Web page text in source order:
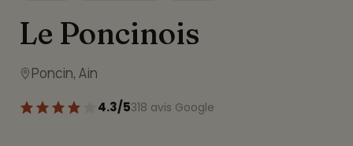
Le Poncinois
Poncin, Ain
4.3/5318 avis Google